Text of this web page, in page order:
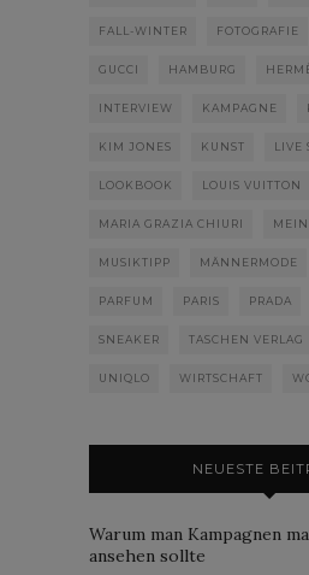
FALL-WINTER FOTOGRAFIE
GUCCI HAMBURG
INTERVIEW KAMPAGNE
KIM JONES KUNST LIVE
LOOKBOOK LOUIS VUITTON
MARIA GRAZIA CHIURI
MUSIKTIPP MÄNNERMODE
PARFUM PARIS PRADA
SNEAKER TASCHEN VERLAG
UNIQLO WIRTSCHAFT
NEUESTE
Warum man Kampagnen
ansehen sollte